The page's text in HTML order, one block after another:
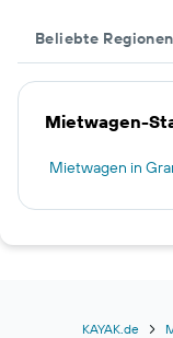
Beliebte Regionen
Mietwagen-
Mietwagen in
KAYAK.de